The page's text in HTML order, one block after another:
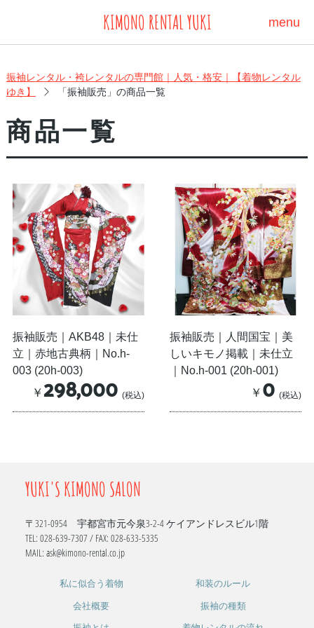
KIMONO RENTAL YUKI menu
振袖レンタル・袴レンタルの専門館｜人気・格安｜【着物レンタル
ゆき】
「振袖販売」の商品一覧
商品一覧
振袖販売｜AKB48｜未仕
立｜赤地古典柄｜No.h-
003 (20h-003)
￥ 298,000 (税込)
振袖販売｜人間国宝｜美
しいキモノ掲載｜未仕立
｜No.h-001 (20h-001)
￥ 0 (税込)
YUKI'S KIMONO SALON
〒321-0954 宇都宮市元今泉3-2-4 ケイアンドレスビル1階
TEL: 028-639-7307 / FAX: 028-633-5335
MAIL: ask@kimono-rental.co.jp
私に似合う着物
和装のルール
会社概要
振袖の種類